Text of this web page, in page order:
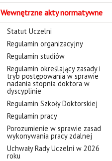
Wewnętrzne akty normatywne
Statut Uczelni
Regulamin organizacyjny
Regulamin studiów
Regulamin określający zasady i
tryb postępowania w sprawie
nadania stopnia doktora w
dyscyplinie
Regulamin Szkoły Doktorskiej
Regulamin pracy
Porozumienie w sprawie zasad
wykonywania pracy zdalnej
Uchwały Rady Uczelni w 2026
roku